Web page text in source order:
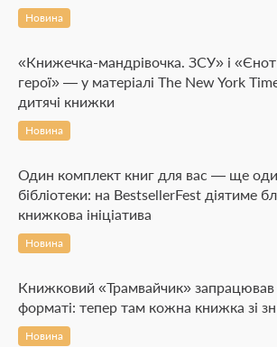
Новина
«Книжечка-мандрівочка. ЗСУ» і «Єнот
герої» — у матеріалі The New York
дитячі книжки
Новина
Один комплект книг для вас — ще
бібліотеки: на BestsellerFest діятиме
книжкова ініціатива
Новина
Книжковий «Трамвайчик»
форматі: тепер там кожна книжка зі
Новина